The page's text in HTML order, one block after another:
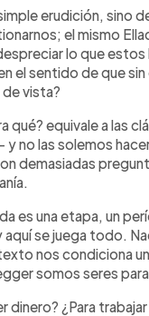
erudición, sino
el mismo
lo que estos
el sentido de que sin
vista?
qué? equivale a las
no las solemos
demasiadas
es una etapa, un
aquí se juega todo.
nos condiciona
somos seres
dinero? ¿Para